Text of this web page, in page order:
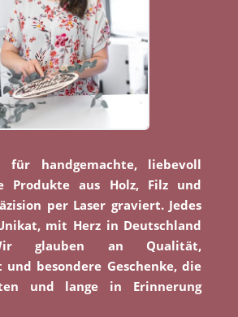
für handgemachte, liebevoll
Produkte aus Holz, Filz und
per Laser graviert. Jedes
mit Herz in Deutschland
glauben an Qualität,
besondere Geschenke, die
und lange in Erinnerung